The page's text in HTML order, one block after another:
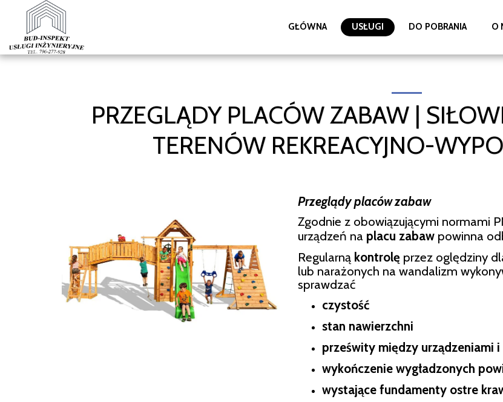
GŁÓWNA USŁUGI DO POBRANIA O
PRZEGLĄDY PLACÓW ZABAW |
TERENÓW REKREACYJNO-
Przeglądy placów zabaw
Zgodnie z obowiązującymi normami
urządzeń na placu zabaw powinna
Regularną kontrolę przez oględziny
lub narażonych na wandalizm
sprawdzać
czystość
stan nawierzchni
prześwity między urządzeniami
wykończenie wygładzonych
wystające fundamenty ostre